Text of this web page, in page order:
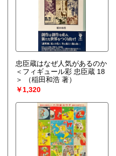
忠臣蔵はなぜ人気があるのか
＜フィギュール彩 忠臣蔵 18
＞
（稲田和浩 著）
￥1,320